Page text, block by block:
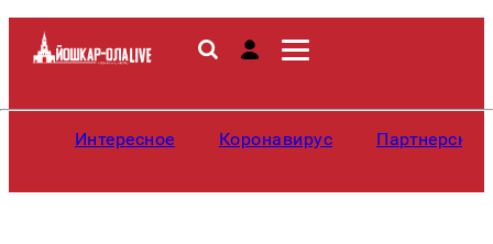
Интересное Коронавирус